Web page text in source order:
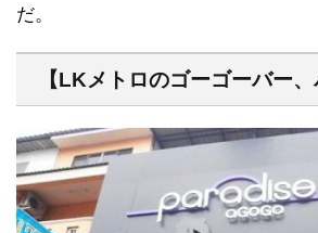
だ。
【LKメトロのゴーゴーバー、